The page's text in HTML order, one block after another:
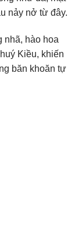
nảy nở từ đây.
nhã, hào hoa
Kiều, khiến
băn khoăn tự